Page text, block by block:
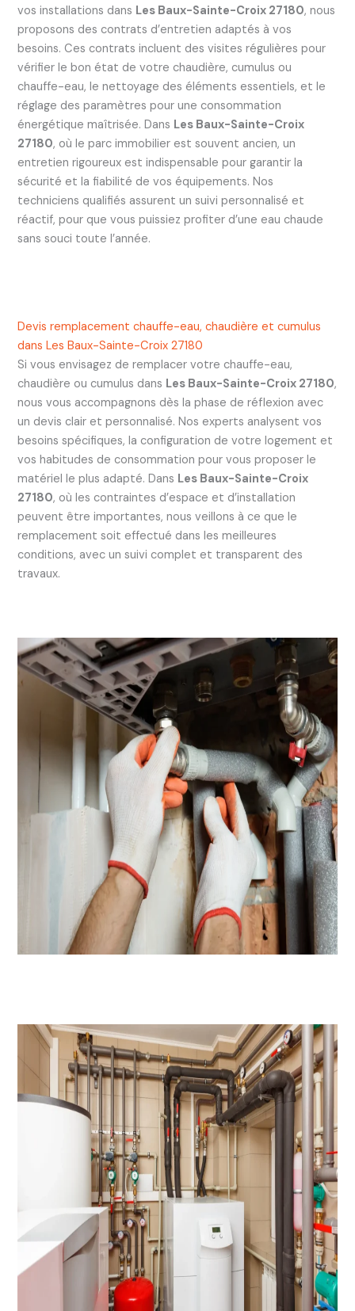
vos installations dans Les Baux-Sainte-Croix 27180, nous
proposons des contrats d’entretien adaptés à vos
besoins. Ces contrats incluent des visites régulières pour
vérifier le bon état de votre chaudière, cumulus ou
chauffe-eau, le nettoyage des éléments essentiels, et le
réglage des paramètres pour une consommation
énergétique maîtrisée. Dans Les Baux-Sainte-Croix
27180, où le parc immobilier est souvent ancien, un
entretien rigoureux est indispensable pour garantir la
sécurité et la fiabilité de vos équipements. Nos
techniciens qualifiés assurent un suivi personnalisé et
réactif, pour que vous puissiez profiter d’une eau chaude
sans souci toute l’année.
Devis remplacement chauffe-eau, chaudière et cumulus
dans Les Baux-Sainte-Croix 27180
Si vous envisagez de remplacer votre chauffe-eau,
chaudière ou cumulus dans Les Baux-Sainte-Croix 27180,
nous vous accompagnons dès la phase de réflexion avec
un devis clair et personnalisé. Nos experts analysent vos
besoins spécifiques, la configuration de votre logement et
vos habitudes de consommation pour vous proposer le
matériel le plus adapté. Dans Les Baux-Sainte-Croix
27180, où les contraintes d’espace et d’installation
peuvent être importantes, nous veillons à ce que le
remplacement soit effectué dans les meilleures
conditions, avec un suivi complet et transparent des
travaux.